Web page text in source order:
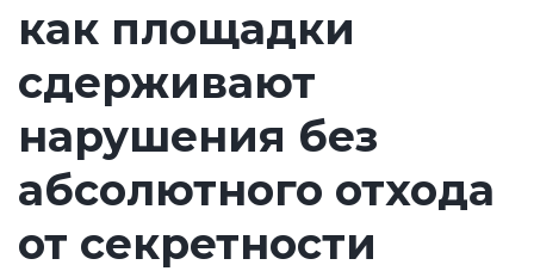
как площадки
сдерживают
нарушения без
абсолютного отхода
от секретности